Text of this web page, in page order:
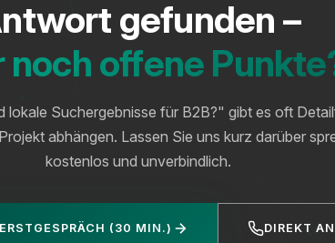
gefunden –
noch offene
lokale Suchergebnisse für B2B?" gibt es oft
abhängen. Lassen Sie uns kurz darüber
kostenlos und unverbindlich.
(30 MIN.) DIREKT